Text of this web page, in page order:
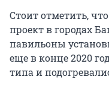
Стоит отметить,
проект в городах
павильоны
еще в конце 2020
типа и